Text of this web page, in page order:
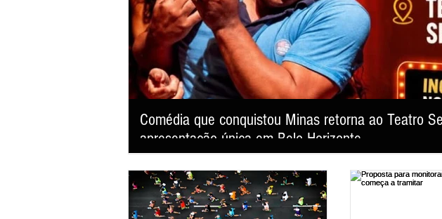
Comédia que conquistou Minas retorna ao Teatro
apresentação única em Belo Horizonte
20h, no Teatro Sesiminas, prometendo arrancar risadas, emocionar o público
das comédias românticas mais prestigiadas do teatro mineiro.